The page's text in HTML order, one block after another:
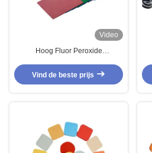
Video
Hoog Fluor Peroxide
Vind de beste prijs